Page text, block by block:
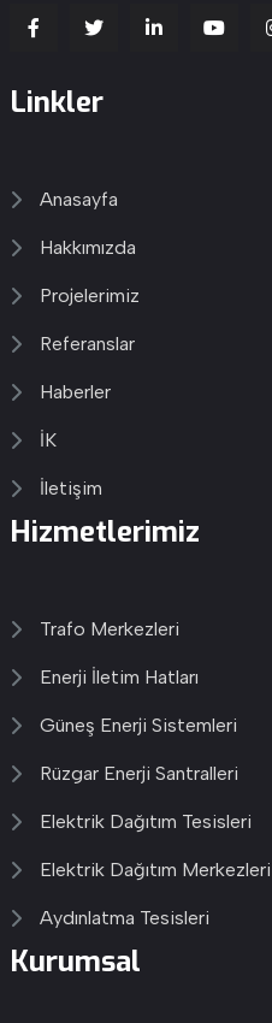
Linkler
Anasayfa
Hakkımızda
Projelerimiz
Referanslar
Haberler
İK
İletişim
Hizmetlerimiz
Trafo Merkezleri
Enerji İletim Hatları
Güneş Enerji Sistemleri
Rüzgar Enerji Santralleri
Elektrik Dağıtım Tesisleri
Elektrik Dağıtım Merkezleri
Aydınlatma Tesisleri
Kurumsal